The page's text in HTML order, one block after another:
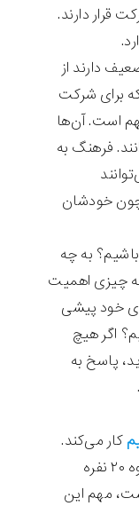
قرار دارند.
دارند از
برای شرکت
است. آن‌ها
فرهنگ به
خودشان
به چه
چیزی اهمیت
خود پیشی
اگر هیچ
پاسخ به
کار می‌کند.
این تیم می‌تواند ۲ نفره یا یک گروه ۲۰ نفره
مهم این